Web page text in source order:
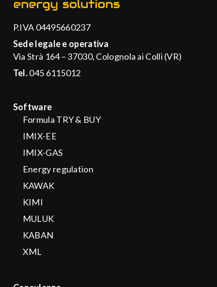
P.IVA 04495660237
Sede legale e operativa
Via Strà 164 – 37030, Colognola ai Colli (VR)
Tel.045 6115012
Software
Formula TRY & BUY
IMIX-EE
IMIX-GAS
Energy regulation
KAWAK
KIMI
MULUK
KABAN
XML